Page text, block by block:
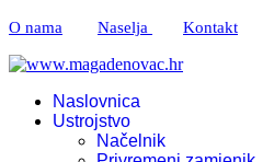
O nama Naselja Kontakt
Naslovnica
Ustrojstvo
Načelnik